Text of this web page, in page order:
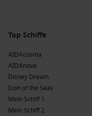
Top Schiffe
AIDAcosma
AIDAnova
Disney Dream
Icon of the Seas
Mein Schiff 1
Mein Schiff 2